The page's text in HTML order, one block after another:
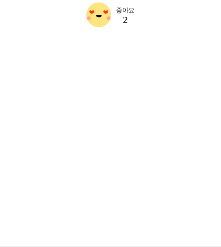
좋아요
2